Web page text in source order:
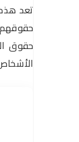
تعد
حقوقهم
حقوق